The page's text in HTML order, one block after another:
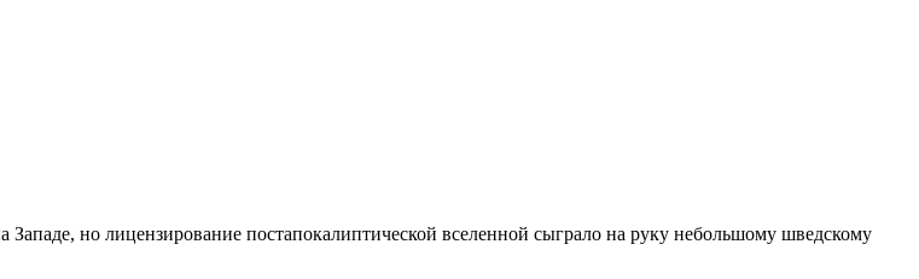
Западе, но лицензирование постапокалиптической вселенной сыграло на руку небольшому шведскому